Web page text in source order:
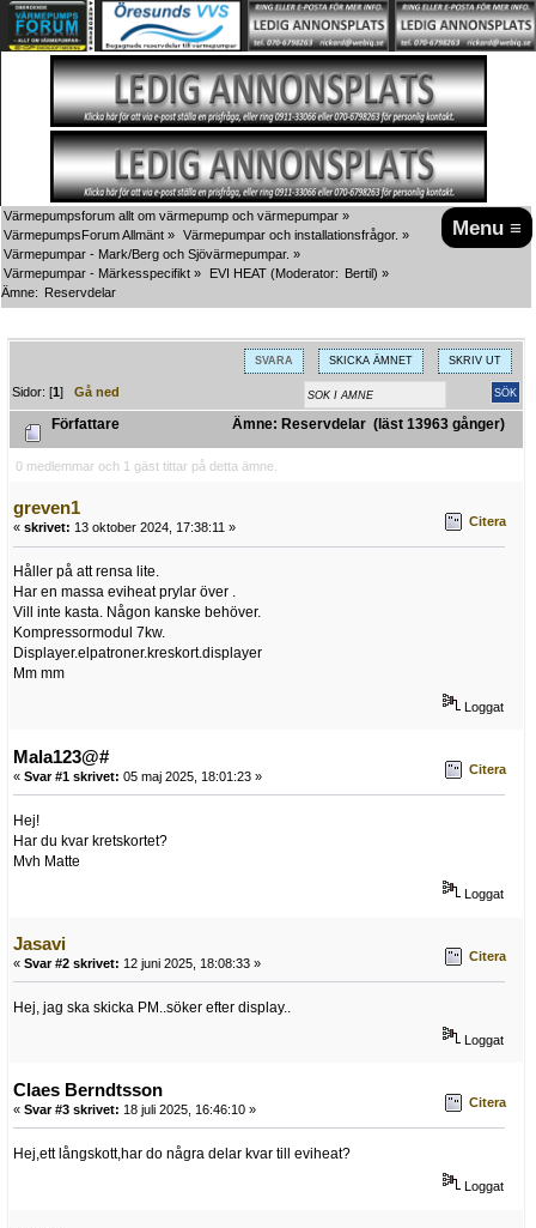
Menu ≡
Värmepumpsforum allt om värmepump och värmepumpar »
VärmepumpsForum Allmänt » Värmepumpar och installationsfrågor. »
Värmepumpar - Mark/Berg och Sjövärmepumpar. »
Värmepumpar - Märkesspecifikt » EVI HEAT (Moderator: Bertil) »
Ämne: Reservdelar
SVARA SKICKA ÄMNET SKRIV UT
Sidor: [1]Gå ned
Författare Ämne: Reservdelar (läst 13963 gånger)
0 medlemmar och 1 gäst tittar på detta ämne.
greven1
« skrivet: 13 oktober 2024, 17:38:11 » Citera
Håller på att rensa lite.
Har en massa eviheat prylar över .
Vill inte kasta. Någon kanske behöver.
Kompressormodul 7kw.
Displayer.elpatroner.kreskort.displayer
Mm mm
Loggat
Mala123@#
« Svar #1 skrivet: 05 maj 2025, 18:01:23 » Citera
Hej!
Har du kvar kretskortet?
Mvh Matte
Loggat
Jasavi
« Svar #2 skrivet: 12 juni 2025, 18:08:33 » Citera
Hej, jag ska skicka PM..söker efter display..
Loggat
Claes Berndtsson
« Svar #3 skrivet: 18 juli 2025, 16:46:10 » Citera
Hej,ett långskott,har do några delar kvar till eviheat?
Loggat